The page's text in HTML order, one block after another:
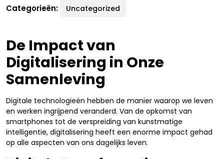
Categorieën: Uncategorized
De Impact van
Digitalisering in Onze
Samenleving
Digitale technologieën hebben de manier waarop we leven
en werken ingrijpend veranderd. Van de opkomst van
smartphones tot de verspreiding van kunstmatige
intelligentie, digitalisering heeft een enorme impact gehad
op alle aspecten van ons dagelijks leven.